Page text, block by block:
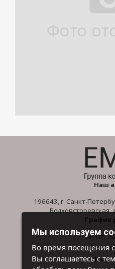
Наш
196643, г. Санкт-
Волховстроевская,
График
Пн-Пт: 10
Сб-Вс: 10
Мы используем
Во время посещения
Вы соглашаетесь с